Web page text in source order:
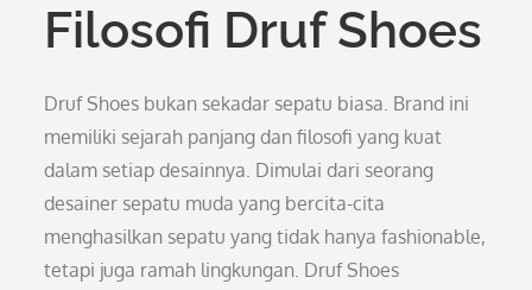
Filosofi Druf Shoes
Druf Shoes bukan sekadar sepatu biasa. Brand ini
memiliki sejarah panjang dan filosofi yang kuat
dalam setiap desainnya. Dimulai dari seorang
desainer sepatu muda yang bercita-cita
menghasilkan sepatu yang tidak hanya fashionable,
tetapi juga ramah lingkungan. Druf Shoes